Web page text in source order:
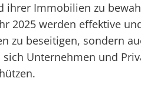
ihrer Immobilien zu
2025 werden effektive
zu beseitigen, sondern
Unternehmen und